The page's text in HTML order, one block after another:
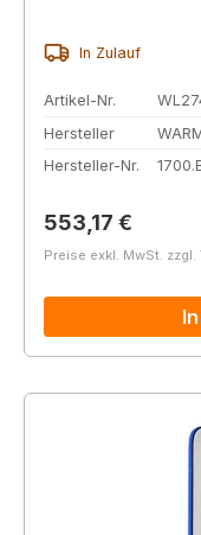
In Zulauf
Artikel-Nr.
Hersteller
Hersteller-Nr.
Regulärer Preis:
553,17 €
Preise exkl. MwSt.